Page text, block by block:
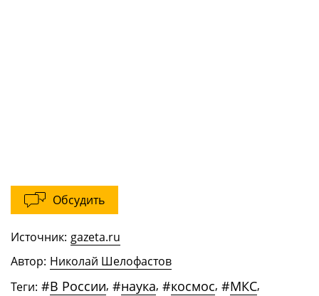
Обсудить
Источник: gazeta.ru
Автор: Николай Шелофастов
Теги: #В России, #наука, #космос, #МКС,